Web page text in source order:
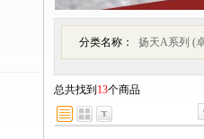
分类名称： 扬天A系列 (
总共找到 13个商品